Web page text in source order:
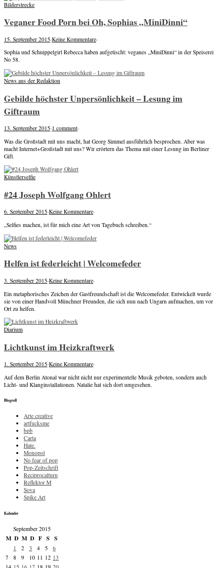
Bilderstrecke
Veganer Food Porn bei Oh, Sophias „MiniDinni“
15. September 2015·Keine Kommentare·
Sophia und Schnippelgirl Rebecca haben aufgetischt: veganes „MiniDinni“ in der Speiserei
No 58.
News aus der Redaktion
Gebilde höchster Unpersönlichkeit – Lesung im
Giftraum
13. September 2015·1 comment·
Was die Großstadt mit uns macht, hat Georg Simmel ausführlich besprochen. Aber was
macht Internet+Großstadt mit uns? Wir erörtern das Thema mit einer Lesung im Berliner
Gift.
Künstlerselfie
#24 Joseph Wolfgang Ohlert
6. September 2015·Keine Kommentare·
„Selfies machen, ist für mich eine Art von Tagebuch schreiben.“
News
Helfen ist federleicht | Welcomefeder
3. September 2015·Keine Kommentare·
Ein metaphorisches Zeichen der Gastfreundschaft ist die Welcomefeder. Entwickelt wurde
sie von einer Handvoll Münchner Freunden, die sich nun nach Ungarn aufmachen, um vor
Ort zu helfen.
Diarium
Lichtkunst im Heizkraftwerk
1. September 2015·Keine Kommentare·
Auf dem Berlin Atonal war nicht nicht nur experimentelle Musik geboten, sondern auch
Licht- und Klanginstallationen. Natalie hat sich dort umgesehen.
Blogroll
Arte creative
artfucksme
bpb
Carta
Hate.
Monopol
No fear of pop
Pop-Zeitschrift
Reciprocalturn
Reflektor M
Sova
Spike Art
Kalender
September 2015
M D M D F S S
1 2 3 4 5
6
7
8 9 10 11 12 13